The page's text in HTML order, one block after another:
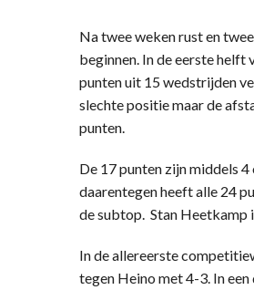
Na twee weken rust en
beginnen. In de eerste helft
punten uit 15 wedstrijden
slechte positie maar de
punten.
De 17 punten zijn middels
daarentegen heeft alle 24
de subtop. Stan Heetkamp
In de allereerste
tegen Heino met 4-3. In